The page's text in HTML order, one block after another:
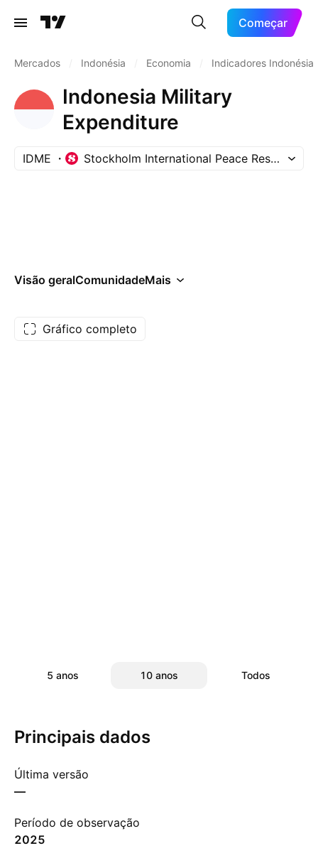
Começar
Mercados Indonésia Economia Indicadores Indonésia
Indonesia Military
Expenditure
IDME Stockholm International Peace Research
Visão geralComunidadeMais
Gráfico completo
5 anos 10 anos Todos
Principais dados
Última versão
—
Período de observação
2025